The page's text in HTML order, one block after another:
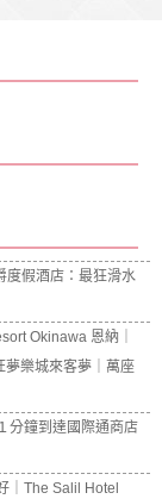
度假酒店：最狂滑水
Okinawa 恩納｜
夢樂城來客夢｜萬座
分鐘到達國際通商店
｜The Salil Hotel